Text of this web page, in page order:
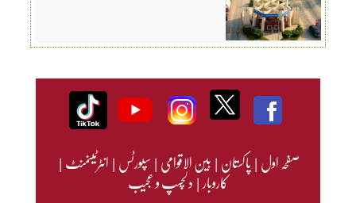
صفحہ اول|پاکستان|بین الاقوامی|سپورٹس|انٹرٹینمنٹ|
کاروبار|دلچسپ و عجیب